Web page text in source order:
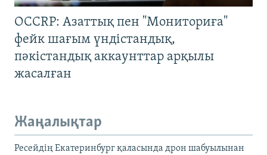
OCCRP: Азаттық пен "Мониториға"
фейк шағым үндістандық,
пәкістандық аккаунттар арқылы
жасалған
Жаңалықтар
Ресейдің Екатеринбург қаласында дрон шабуылынан